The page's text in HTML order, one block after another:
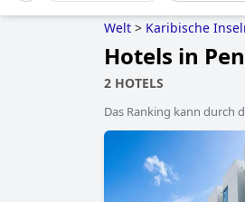
Welt > Karibische
Hotels in
2 HOTELS
Das Ranking kann durch